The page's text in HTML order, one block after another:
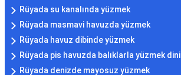
Rüyada su kanalında yüzmek
Rüyada masmavi havuzda yüzmek
Rüyada havuz dibinde yüzmek
Rüyada pis havuzda balıklarla yüzmek dini
Rüyada denizde mayosuz yüzmek